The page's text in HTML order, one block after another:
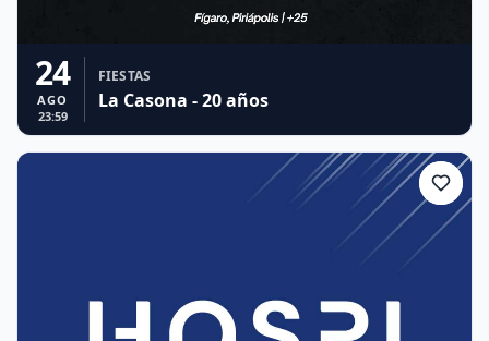
24
AGO
23:59
FIESTAS
La Casona - 20 años